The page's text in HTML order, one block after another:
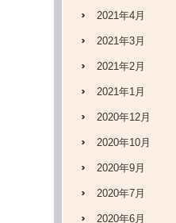
2021年4月
2021年3月
2021年2月
2021年1月
2020年12月
2020年10月
2020年9月
2020年7月
2020年6月